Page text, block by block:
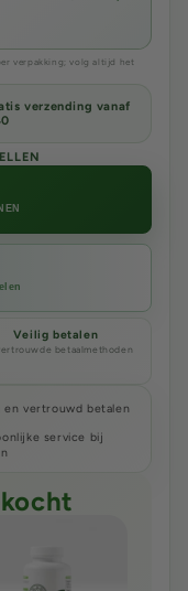
verpakking; volg altijd het
verzending vanaf
Veilig betalen
betaalmethoden
en vertrouwd betalen
service bij